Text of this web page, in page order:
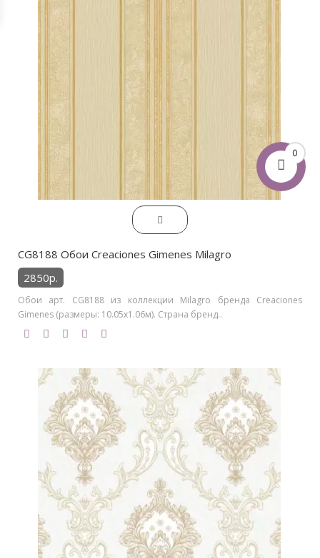
0
CG8188 Обои Creaciones Gimenes Milagro
2850р.
Обои арт. CG8188 из коллекции Milagro бренда Creaciones
Gimenes (размеры: 10.05х1.06м). Страна бренд..